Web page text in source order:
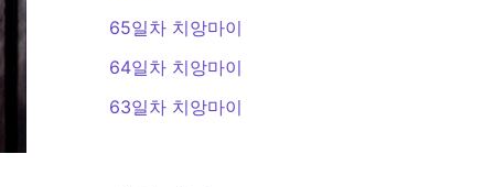
65일차 치앙마이
64일차 치앙마이
63일차 치앙마이